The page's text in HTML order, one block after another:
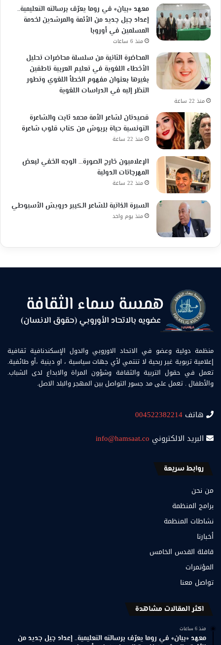
معهد «بيان» في روما يعرّف برسالته التعليمية..
إعداد جيل جديد من الأئمة والمرشدين لخدمة
المسلمين في أوروبا
منذ 6 ساعات
المحاضرة الثانية من سلسلة محاضرات تحليل
الأخطاء اللغوية في تعليم العربية ناطقين
بغيرها بعنوان مفهوم الخطأ اللغوي وتطور
النظر إليه في الدراسات اللغوية
منذ 22 ساعة
قصيدتان لشاعر الأمة محمد ثابت والشاعرة
التونسية حياة بربوش من كتاب قلوب شاعرة
منذ 22 ساعة
الإعلاميون خارج الصورة… الوجه الخفي لبعض
المهرجانات الدولية
منذ 22 ساعة
السيرة الذاتية للشاعر الكبير درويش الأسيوطي
منذ يوم واحد
منظمة دولية وعضو في الاتحاد الاوروبي والدول الإسكندنافية ثقافية
إعلامية تربوية غير ربحية لا تنتمي لأي جهات سياسية ، او دينية ،أو طائفية.
تعمل في حقول التربية والثقافة وشؤون المراة والابداع لدى الشباب.
والأطفال . تعمل على مد جسور التواصل بين المهجر والبلد الاصل.
هاتف 004522382214
البريد الالكتروني info@hamsaat.co
روابط سريعة
من نحن
برامج المنظمة
نشاطات المنظمة
أخبارنا
قافلة القدس الخامس
المؤتمرات
تواصل معنا
اكثر المقالات مشاهدة
منذ 6 ساعات
معهد «بيان» في روما يعرّف برسالته التعليمية.. إعداد جيل جديد من